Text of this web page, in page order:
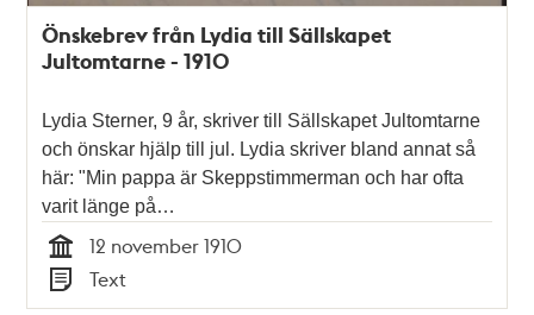
Önskebrev från Lydia till Sällskapet
Jultomtarne - 1910
Lydia Sterner, 9 år, skriver till Sällskapet Jultomtarne
och önskar hjälp till jul. Lydia skriver bland annat så
här: "Min pappa är Skeppstimmerman och har ofta
varit länge på…
Tid
12 november 1910
Typ
Text